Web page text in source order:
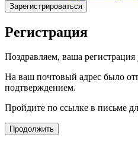
Зарегистрироваться
Регистрация
Поздравляем, ваша
На ваш почтовый адрес было
подтверждением.
Пройдите по ссылке в письме
Продолжить